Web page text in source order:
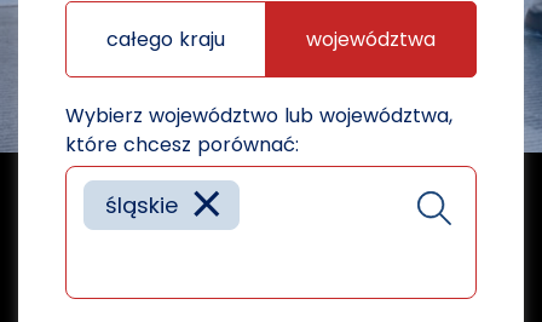
całego kraju województwa
Wybierz województwo lub województwa,
które chcesz porównać:
×
śląskie